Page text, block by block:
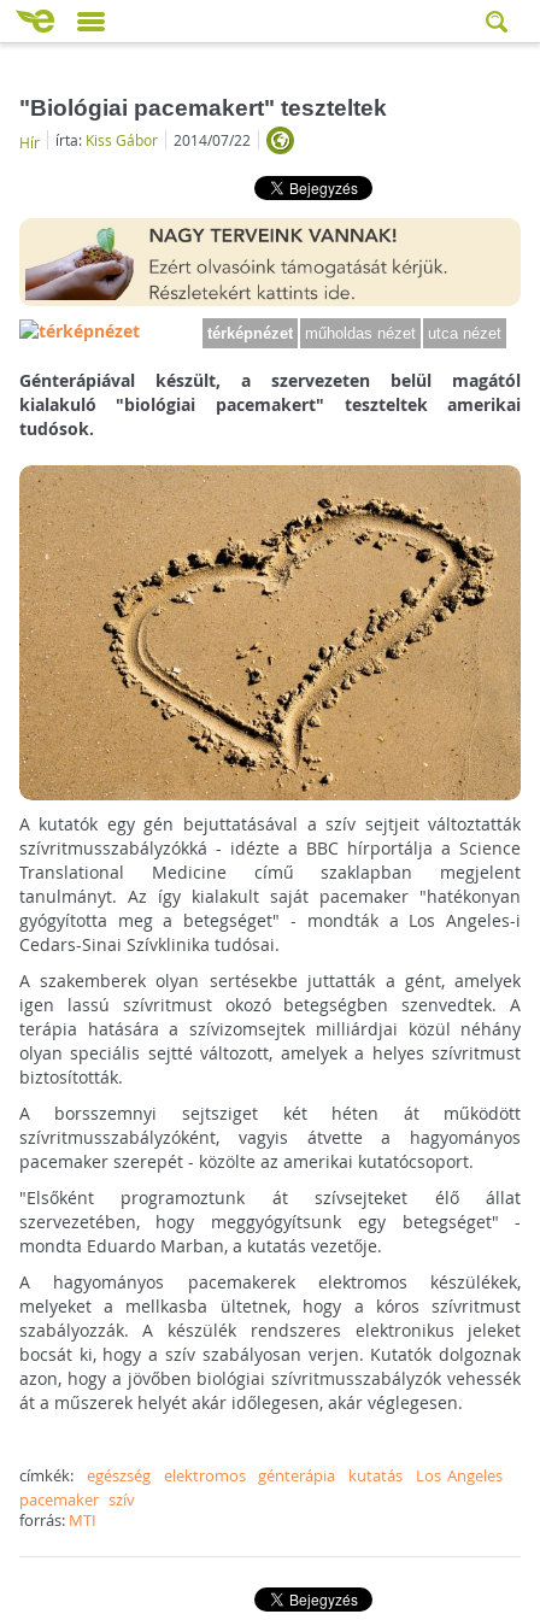
"Biológiai pacemakert" teszteltek
Hír írta: Kiss Gábor 2014/07/22
térképnézet műholdas nézet utca nézet
Génterápiával készült, a szervezeten belül magától
kialakuló "biológiai pacemakert" teszteltek amerikai
tudósok.
A kutatók egy gén bejuttatásával a szív sejtjeit változtatták
szívritmusszabályzókká - idézte a BBC hírportálja a Science
Translational Medicine című szaklapban megjelent
tanulmányt. Az így kialakult saját pacemaker "hatékonyan
gyógyította meg a betegséget" - mondták a Los Angeles-i
Cedars-Sinai Szívklinika tudósai.
A szakemberek olyan sertésekbe juttatták a gént, amelyek
igen lassú szívritmust okozó betegségben szenvedtek. A
terápia hatására a szívizomsejtek milliárdjai közül néhány
olyan speciális sejtté változott, amelyek a helyes szívritmust
biztosították.
A borsszemnyi sejtsziget két héten át működött
szívritmusszabályzóként, vagyis átvette a hagyományos
pacemaker szerepét - közölte az amerikai kutatócsoport.
"Elsőként programoztunk át szívsejteket élő állat
szervezetében, hogy meggyógyítsunk egy betegséget" -
mondta Eduardo Marban, a kutatás vezetője.
A hagyományos pacemakerek elektromos készülékek,
melyeket a mellkasba ültetnek, hogy a kóros szívritmust
szabályozzák. A készülék rendszeres elektronikus jeleket
bocsát ki, hogy a szív szabályosan verjen. Kutatók dolgoznak
azon, hogy a jövőben biológiai szívritmusszabályzók vehessék
át a műszerek helyét akár időlegesen, akár véglegesen.
címkék:egészség elektromos génterápia kutatás
Los Angeles
pacemaker szív
forrás: MTI